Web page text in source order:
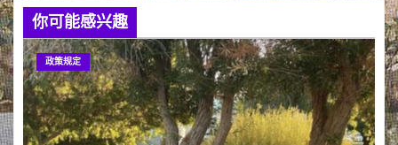
你可能感兴趣
政策规定